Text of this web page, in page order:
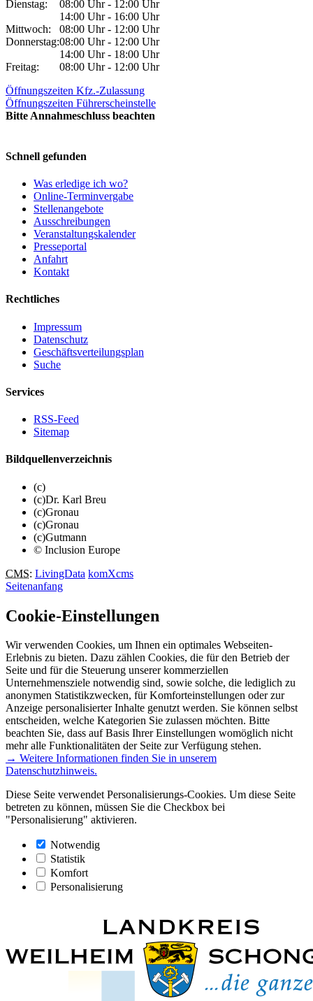
Dienstag:
08:00 Uhr - 12:00 Uhr
14:00 Uhr - 16:00 Uhr
Mittwoch:
08:00 Uhr - 12:00 Uhr
Donnerstag:08:00 Uhr - 12:00 Uhr
14:00 Uhr - 18:00 Uhr
Freitag:
08:00 Uhr - 12:00 Uhr
Öffnungszeiten Kfz.-Zulassung
Öffnungszeiten Führerscheinstelle
Bitte Annahmeschluss beachten
Schnell gefunden
Was erledige ich wo?
Online-Terminvergabe
Stellenangebote
Ausschreibungen
Veranstaltungskalender
Presseportal
Anfahrt
Kontakt
Rechtliches
Impressum
Datenschutz
Geschäftsverteilungsplan
Suche
Services
RSS-Feed
Sitemap
Bildquellenverzeichnis
(c)
(c)Dr. Karl Breu
(c)Gronau
(c)Gronau
(c)Gutmann
© Inclusion Europe
CMS: LivingData komXcms
Seitenanfang
Cookie-Einstellungen
Wir verwenden Cookies, um Ihnen ein optimales Webseiten-
Erlebnis zu bieten. Dazu zählen Cookies, die für den Betrieb der
Seite und für die Steuerung unserer kommerziellen
Unternehmensziele notwendig sind, sowie solche, die lediglich zu
anonymen Statistikzwecken, für Komforteinstellungen oder zur
Anzeige personalisierter Inhalte genutzt werden. Sie können selbst
entscheiden, welche Kategorien Sie zulassen möchten. Bitte
beachten Sie, dass auf Basis Ihrer Einstellungen womöglich nicht
mehr alle Funktionalitäten der Seite zur Verfügung stehen.
→ Weitere Informationen finden Sie in unserem
Datenschutzhinweis.
Diese Seite verwendet Personalisierungs-Cookies. Um diese Seite
betreten zu können, müssen Sie die Checkbox bei
"Personalisierung" aktivieren.
Notwendig
Statistik
Komfort
Personalisierung